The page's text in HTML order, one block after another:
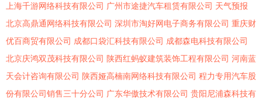
上海千游网络科技有限公司 广州市途捷汽车租赁有限公司 天气预报
北京高鼎通网络科技有限公司 深圳市淘好网电子商务有限公司 重庆财
优百商贸有限公司 成都口袋汇科技有限公司 成都森电科技有限公司
北京庆鸿双茂科技有限公司 陕西红蚂蚁建筑装饰工程有限公司 河南蓝
天会计咨询有限公司 陕西娅高楠南网络科技有限公司 程力专用汽车股
份有限公司销售三十分公司 广东华傲技术有限公司 贵阳尼浦森科技有